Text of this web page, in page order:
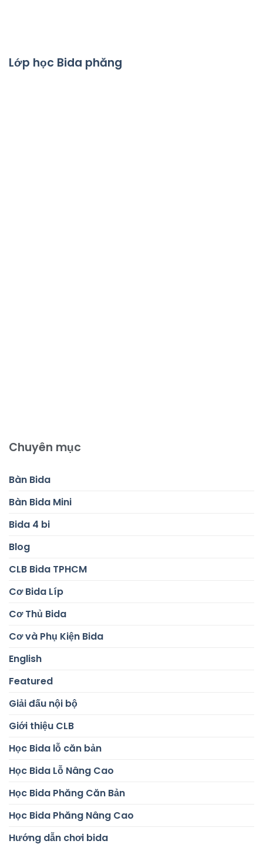
Lớp học Bida phăng
Chuyên mục
Bàn Bida
Bàn Bida Mini
Bida 4 bi
Blog
CLB Bida TPHCM
Cơ Bida Líp
Cơ Thủ Bida
Cơ và Phụ Kiện Bida
English
Featured
Giải đấu nội bộ
Giới thiệu CLB
Học Bida lỗ căn bản
Học Bida Lỗ Nâng Cao
Học Bida Phăng Căn Bản
Học Bida Phăng Nâng Cao
Hướng dẫn chơi bida